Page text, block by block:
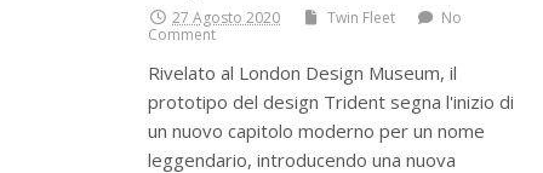
27 Agosto 2020 Twin Fleet
No
Comment
Rivelato al London Design Museum, il
prototipo del design Trident segna l'inizio di
un nuovo capitolo moderno per un nome
leggendario, introducendo una nuova